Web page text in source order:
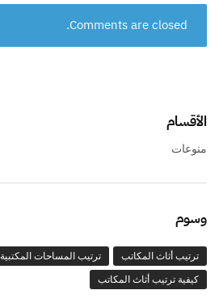
Comments are closed.
الأقسام
منوعات
وسوم
ترتيب أثاث المكاتب
ترتيب المساحات المكتبية
كيفية ترتيب أثاث المكاتب